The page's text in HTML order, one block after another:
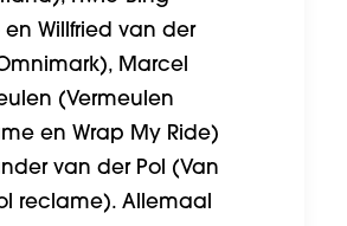
en Willfried van der
Marcel
(Vermeulen
en Wrap My Ride)
van der Pol (Van
reclame). Allemaal